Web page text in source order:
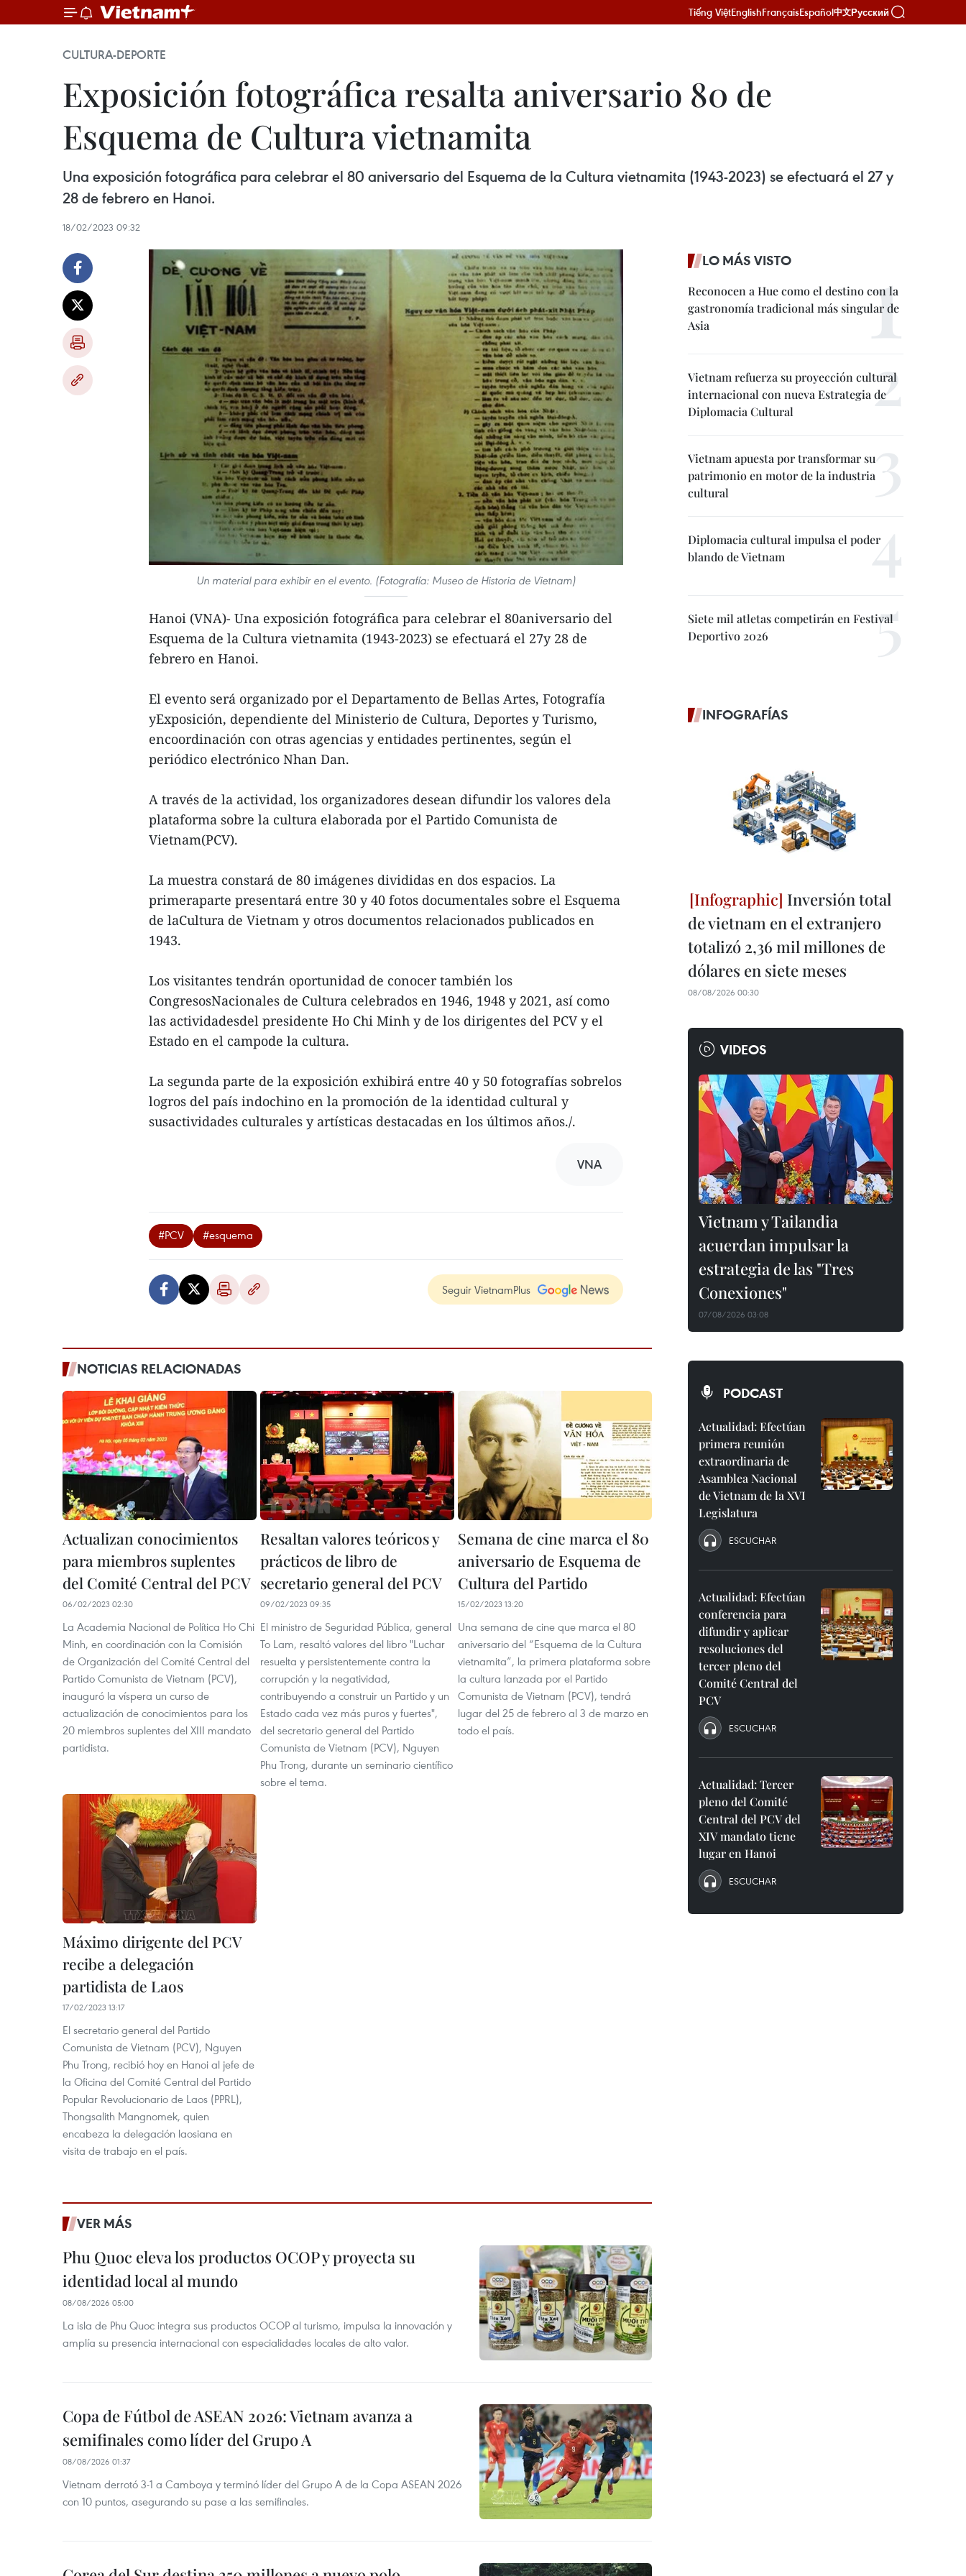
Tiếng ViệtEnglishFrançaisEspañol中文Русский
CULTURA-DEPORTE
Exposición fotográfica resalta aniversario 80 de
Esquema de Cultura vietnamita
Una exposición fotográfica para celebrar el 80 aniversario del Esquema de la Cultura vietnamita (1943-2023) se efectuará el 27 y
28 de febrero en Hanoi.
18/02/2023 09:32
Un material para exhibir en el evento. (Fotografía: Museo de Historia de Vietnam)
Hanoi (VNA)- Una exposición fotográfica para celebrar el 80aniversario del
Esquema de la Cultura vietnamita (1943-2023) se efectuará el 27y 28 de
febrero en Hanoi.
El evento será organizado por el Departamento de Bellas Artes, Fotografía
yExposición, dependiente del Ministerio de Cultura, Deportes y Turismo,
encoordinación con otras agencias y entidades pertinentes, según el
periódico electrónico Nhan Dan.
A través de la actividad, los organizadores desean difundir los valores dela
plataforma sobre la cultura elaborada por el Partido Comunista de
Vietnam(PCV).
La muestra constará de 80 imágenes divididas en dos espacios. La
primeraparte presentará entre 30 y 40 fotos documentales sobre el Esquema
de laCultura de Vietnam y otros documentos relacionados publicados en
1943.
Los visitantes tendrán oportunidad de conocer también los
CongresosNacionales de Cultura celebrados en 1946, 1948 y 2021, así como
las actividadesdel presidente Ho Chi Minh y de los dirigentes del PCV y el
Estado en el campode la cultura.
La segunda parte de la exposición exhibirá entre 40 y 50 fotografías sobrelos
logros del país indochino en la promoción de la identidad cultural y
susactividades culturales y artísticas destacadas en los últimos años./.
VNA
#PCV #esquema
Seguir VietnamPlus
NOTICIAS RELACIONADAS
Actualizan conocimientos
para miembros suplentes
del Comité Central del PCV
06/02/2023 02:30
La Academia Nacional de Política Ho Chi
Minh, en coordinación con la Comisión
de Organización del Comité Central del
Partido Comunista de Vietnam (PCV),
inauguró la víspera un curso de
actualización de conocimientos para los
20 miembros suplentes del XIII mandato
partidista.
Resaltan valores teóricos y
prácticos de libro de
secretario general del PCV
09/02/2023 09:35
El ministro de Seguridad Pública, general
To Lam, resaltó valores del libro "Luchar
resuelta y persistentemente contra la
corrupción y la negatividad,
contribuyendo a construir un Partido y un
Estado cada vez más puros y fuertes",
del secretario general del Partido
Comunista de Vietnam (PCV), Nguyen
Phu Trong, durante un seminario científico
sobre el tema.
Semana de cine marca el 80
aniversario de Esquema de
Cultura del Partido
15/02/2023 13:20
Una semana de cine que marca el 80
aniversario del “Esquema de la Cultura
vietnamita”, la primera plataforma sobre
la cultura lanzada por el Partido
Comunista de Vietnam (PCV), tendrá
lugar del 25 de febrero al 3 de marzo en
todo el país.
Máximo dirigente del PCV
recibe a delegación
partidista de Laos
17/02/2023 13:17
El secretario general del Partido
Comunista de Vietnam (PCV), Nguyen
Phu Trong, recibió hoy en Hanoi al jefe de
la Oficina del Comité Central del Partido
Popular Revolucionario de Laos (PPRL),
Thongsalith Mangnomek, quien
encabeza la delegación laosiana en
visita de trabajo en el país.
VER MÁS
Phu Quoc eleva los productos OCOP y proyecta su
identidad local al mundo
08/08/2026 05:00
La isla de Phu Quoc integra sus productos OCOP al turismo, impulsa la innovación y
amplía su presencia internacional con especialidades locales de alto valor.
Copa de Fútbol de ASEAN 2026: Vietnam avanza a
semifinales como líder del Grupo A
08/08/2026 01:37
Vietnam derrotó 3-1 a Camboya y terminó líder del Grupo A de la Copa ASEAN 2026
con 10 puntos, asegurando su pase a las semifinales.
LO MÁS VISTO
Reconocen a Hue como el destino con la
gastronomía tradicional más singular de
Asia
Vietnam refuerza su proyección cultural
internacional con nueva Estrategia de
Diplomacia Cultural
Vietnam apuesta por transformar su
patrimonio en motor de la industria
cultural
Diplomacia cultural impulsa el poder
blando de Vietnam
Siete mil atletas competirán en Festival
Deportivo 2026
INFOGRAFÍAS
Inversión total
de vietnam en el extranjero
totalizó 2,36 mil millones de
dólares en siete meses
08/08/2026 00:30
VIDEOS
Vietnam y Tailandia
acuerdan impulsar la
estrategia de las "Tres
Conexiones"
07/08/2026 03:08
PODCAST
Actualidad: Efectúan
primera reunión
extraordinaria de
Asamblea Nacional
de Vietnam de la XVI
Legislatura
ESCUCHAR
Actualidad: Efectúan
conferencia para
difundir y aplicar
resoluciones del
tercer pleno del
Comité Central del
PCV
ESCUCHAR
Actualidad: Tercer
pleno del Comité
Central del PCV del
XIV mandato tiene
lugar en Hanoi
ESCUCHAR